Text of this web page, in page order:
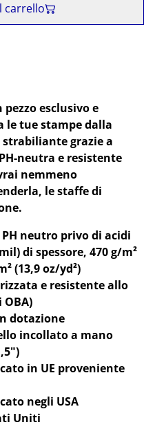
carrello
esclusivo e
le tue stampe dalla
grazie a
neutra e resistente
nemmeno
le staffe di
neutro privo di acidi
di spessore, 470 g/m²
(13,9 oz/yd²)
e resistente allo
dotazione
incollato a mano
in UE proveniente
negli USA
Uniti